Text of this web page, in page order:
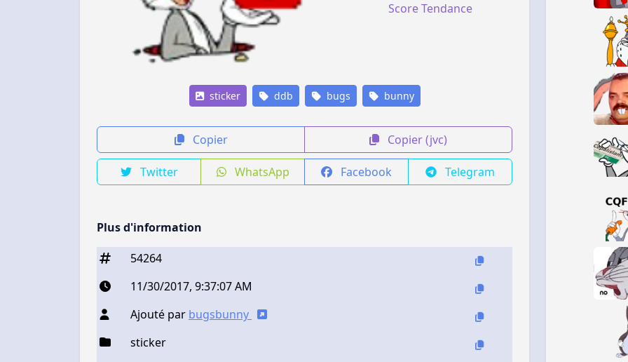
Score Tendance
sticker ddb bugs bunny
Copier Copier (jvc)
Twitter WhatsApp Facebook Telegram
Plus d'information
54264
11/30/2017, 9:37:07 AM
Ajouté par bugsbunny
sticker